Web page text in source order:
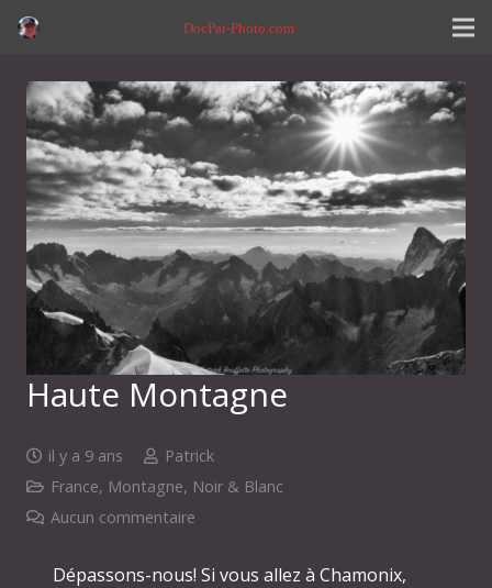
DocPat-Photo.com
Haute Montagne
il y a 9 ans
Patrick
France, Montagne, Noir & Blanc
Aucun commentaire
Dépassons-nous! Si vous allez à Chamonix,